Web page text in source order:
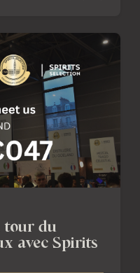
des spiritueux avec
tour du
avec Spirits